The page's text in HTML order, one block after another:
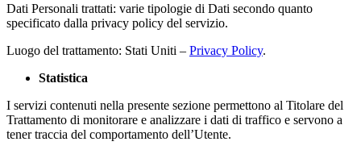
Dati Personali trattati: varie tipologie di Dati secondo quanto
specificato dalla privacy policy del servizio.
Luogo del trattamento: Stati Uniti – Privacy Policy.
Statistica
I servizi contenuti nella presente sezione permettono al Titolare del
Trattamento di monitorare e analizzare i dati di traffico e servono a
tener traccia del comportamento dell’Utente.